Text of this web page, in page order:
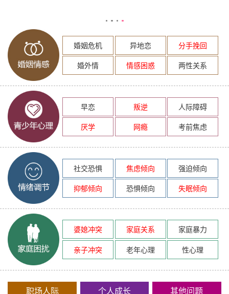
婚姻危机 异地恋
分手挽回
婚外情
情感困惑 两性关系
早恋 叛逆
人际障碍
厌学
网瘾 考前焦虑
社交恐惧 焦虑倾向
强迫倾向
抑郁倾向
恐惧倾向 失眠倾向
婆媳冲突 家庭关系
家庭暴力
亲子冲突
老年心理 性心理
职场人际 个人成长 其他问题